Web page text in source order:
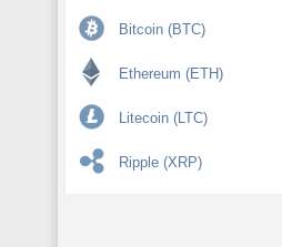
Bitcoin (BTC)
Ethereum (ETH)
Litecoin (LTC)
Ripple (XRP)